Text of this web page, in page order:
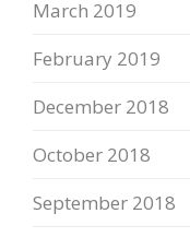
March 2019
February 2019
December 2018
October 2018
September 2018